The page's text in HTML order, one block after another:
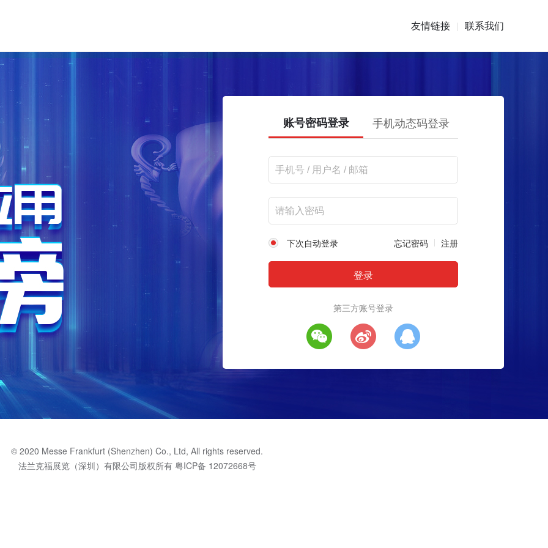
友情链接 | 联系我们
账号密码登录 手机动态码登录
下次自动登录 忘记密码 注册
第三方账号登录
© 2020 Messe Frankfurt (Shenzhen) Co., Ltd, All rights reserved.
法兰克福展览（深圳）有限公司版权所有 粤ICP备 12072668号